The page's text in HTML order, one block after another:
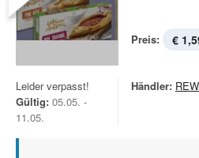
Preis: €
Leider verpasst!
Gültig: 05.05. -
11.05.
Händler: